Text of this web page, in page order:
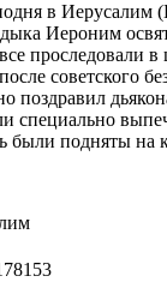
в Иерусалим
Иероним
проследовали в
советского
поздравил
специально
были подняты на